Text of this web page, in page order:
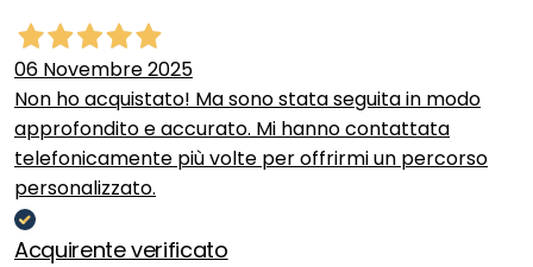
06 Novembre 2025
Non ho acquistato! Ma sono stata seguita in modo
approfondito e accurato. Mi hanno contattata
telefonicamente più volte per offrirmi un percorso
personalizzato.
Acquirente verificato